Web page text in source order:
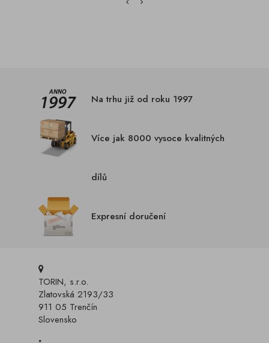
Na trhu již od roku 1997
Více jak 8000 vysoce kvalitných
dílů
Expresní doručení
TORIN, s.r.o.
Zlatovská 2193/33
911 05 Trenčín
Slovensko